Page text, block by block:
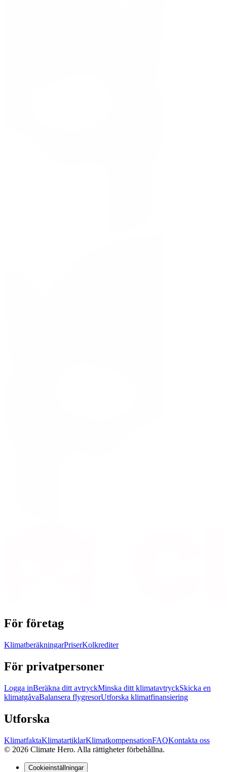
För företag
KlimatberäkningarPriserKolkrediter
För privatpersoner
Logga inBeräkna ditt avtryckMinska ditt klimatavtryckSkicka en
klimatgåvaBalansera flygresorUtforska klimatfinansiering
Utforska
KlimatfaktaKlimatartiklarKlimatkompensationFAQKontakta oss
© 2026 Climate Hero. Alla rättigheter förbehållna.
Cookieinställningar